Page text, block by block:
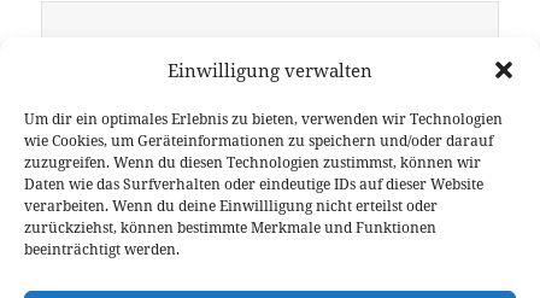
Einwilligung verwalten
Um dir ein optimales Erlebnis zu bieten, verwenden wir Technologien
wie Cookies, um Geräteinformationen zu speichern und/oder darauf
zuzugreifen. Wenn du diesen Technologien zustimmst, können wir
Daten wie das Surfverhalten oder eindeutige IDs auf dieser Website
verarbeiten. Wenn du deine Einwillligung nicht erteilst oder
zurückziehst, können bestimmte Merkmale und Funktionen
beeinträchtigt werden.
Beitragsnavigation
WEITER
Nächster
KENWOOD TH-D75 – User Manual und